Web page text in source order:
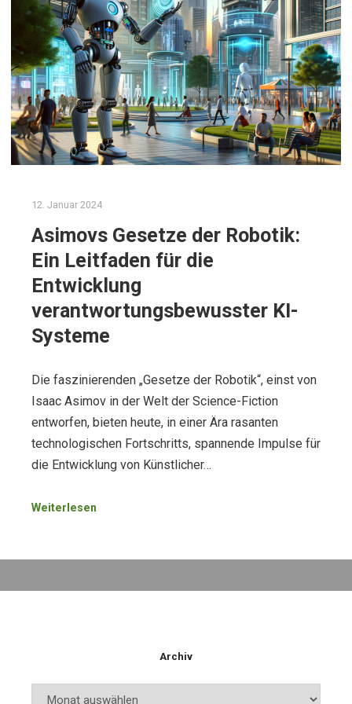
12. Januar 2024
Asimovs Gesetze der Robotik:
Ein Leitfaden für die
Entwicklung
verantwortungsbewusster KI-
Systeme
Die faszinierenden „Gesetze der Robotik“, einst von
Isaac Asimov in der Welt der Science-Fiction
entworfen, bieten heute, in einer Ära rasanten
technologischen Fortschritts, spannende Impulse für
die Entwicklung von Künstlicher…
Weiterlesen
Archiv
Archiv